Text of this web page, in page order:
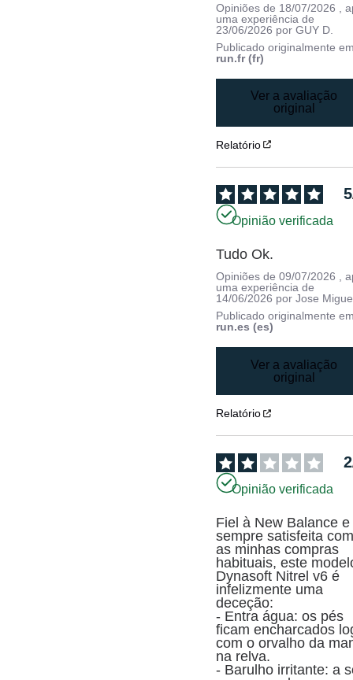
Opiniões de 18/07/2026
,
uma experiência de
23/06/2026 porGUY D.
Publicado originalmente
run.fr (fr)
Ver a avaliação
original
Relatório
5
Opinião verificada
Tudo Ok.
Opiniões de09/07/2026
,
uma experiência de
14/06/2026 porJose
Publicado originalmente
run.es (es)
Ver a avaliação
original
Relatório
2
Opinião verificada
Fiel à New Balance e
sempre satisfeita
as minhas compras
habituais, este
Dynasoft Nitrel v6 é
infelizmente uma
deceção:
- Entra água: os pés
ficam encharcados
com o orvalho da
na relva.
- Barulho irritante: a